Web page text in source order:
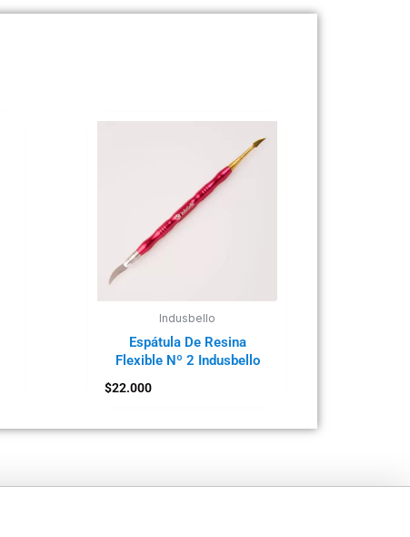
Indusbello
Espátula De Resina
Flexible Nº 2 Indusbello
$22.000